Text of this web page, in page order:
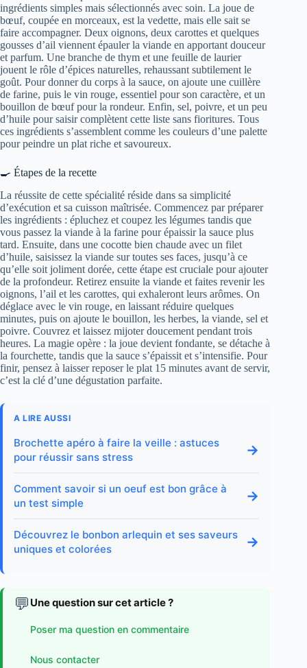
ingrédients simples mais sélectionnés avec soin. La joue de
bœuf, coupée en morceaux, est la vedette, mais elle sait se
faire accompagner. Deux oignons, deux carottes et quelques
gousses d’ail viennent épauler la viande en apportant douceur
et parfum. Une branche de thym et une feuille de laurier
jouent le rôle d’épices naturelles, rehaussant subtilement le
goût. Pour donner du corps à la sauce, on ajoute une cuillère
de farine, puis le vin rouge, essentiel pour son caractère, et un
bouillon de bœuf pour la rondeur. Enfin, sel, poivre, et un peu
d’huile pour saisir complètent cette liste sans fioritures. Tous
ces ingrédients s’assemblent comme les couleurs d’une palette
pour peindre un plat riche et savoureux.
🍳 Étapes de la recette
La réussite de cette spécialité réside dans sa simplicité
d’exécution et sa cuisson maîtrisée. Commencez par préparer
les ingrédients : épluchez et coupez les légumes tandis que
vous passez la viande à la farine pour épaissir la sauce plus
tard. Ensuite, dans une cocotte bien chaude avec un filet
d’huile, saisissez la viande sur toutes ses faces, jusqu’à ce
qu’elle soit joliment dorée, cette étape est cruciale pour ajouter
de la profondeur. Retirez ensuite la viande et faites revenir les
oignons, l’ail et les carottes, qui exhaleront leurs arômes. On
déglace avec le vin rouge, en laissant réduire quelques
minutes, puis on ajoute le bouillon, les herbes, la viande, sel et
poivre. Couvrez et laissez mijoter doucement pendant trois
heures. La magie opère : la joue devient fondante, se détache à
la fourchette, tandis que la sauce s’épaissit et s’intensifie. Pour
finir, pensez à laisser reposer le plat 15 minutes avant de servir,
c’est la clé d’une dégustation parfaite.
A LIRE AUSSI
Brochette apéro à faire la veille : astuces
pour réussir sans stress
→
Comment savoir si un oeuf est bon grâce à
un test simple
→
Découvrez le bonbon arlequin et ses saveurs
uniques et colorées
→
💬 Une question sur cet article ?
Poser ma question en commentaire
Nous contacter